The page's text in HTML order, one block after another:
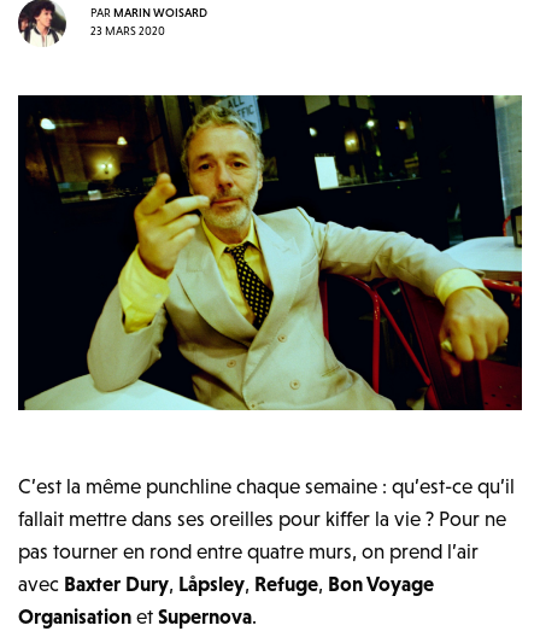
PARMARIN WOISARD
23 MARS 2020
C’est la même punchline chaque semaine : qu’est-ce qu’il
fallait mettre dans ses oreilles pour kiffer la vie ? Pour ne
pas tourner en rond entre quatre murs, on prend l’air
avec Baxter Dury, Låpsley, Refuge, Bon Voyage
Organisation et Supernova.